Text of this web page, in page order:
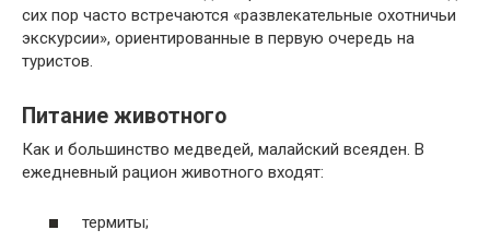
сих пор часто встречаются «развлекательные охотничьи
экскурсии», ориентированные в первую очередь на
туристов.
Питание животного
Как и большинство медведей, малайский всеяден. В
ежедневный рацион животного входят:
термиты;